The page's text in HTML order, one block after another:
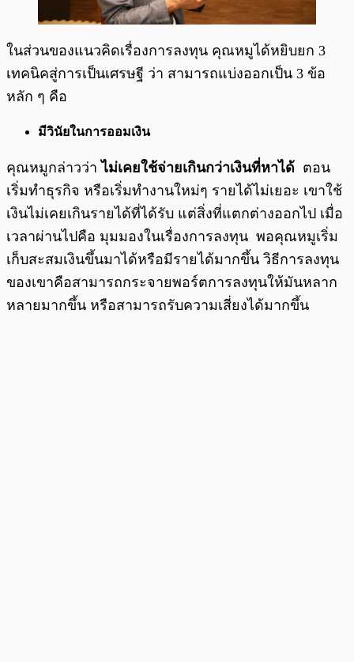
ในส่วนของแนวคิดเรื่องการลงทุน คุณหมูได้หยิบยก 3
เทคนิคสู่การเป็นเศรษฐี ว่า สามารถแบ่งออกเป็น 3 ข้อ
หลัก ๆ คือ
มีวินัยในการออมเงิน
คุณหมูกล่าวว่าไม่เคยใช้จ่ายเกินกว่าเงินที่หาได้ ตอน
เริ่มทำธุรกิจ หรือเริ่มทำงานใหม่ๆ รายได้ไม่เยอะ เขาใช้
เงินไม่เคยเกินรายได้ที่ได้รับ แต่สิ่งที่แตกต่างออกไป เมื่อ
เวลาผ่านไปคือ มุมมองในเรื่องการลงทุน พอคุณหมูเริ่ม
เก็บสะสมเงินขึ้นมาได้หรือมีรายได้มากขึ้น วิธีการลงทุน
ของเขาคือสามารถกระจายพอร์ตการลงทุนให้มันหลาก
หลายมากขึ้น หรือสามารถรับความเสี่ยงได้มากขึ้น